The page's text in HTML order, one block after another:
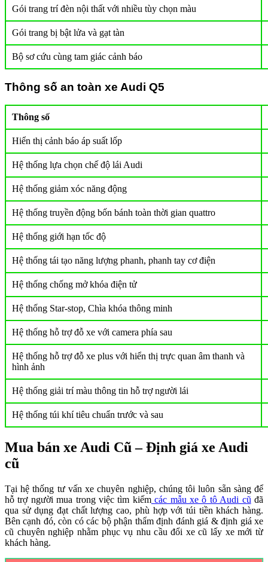
Gói trang trí đèn nội thất với nhiều tùy chọn màu
Gói trang bị bật lửa và gạt tàn
Bộ sơ cứu cùng tam giác cảnh báo
Thông số an toàn xe Audi Q5
Thông số
Hiển thị cảnh báo áp suất lốp
Hệ thống lựa chọn chế độ lái Audi
Hệ thống giảm xóc năng động
Hệ thống truyền động bốn bánh toàn thời gian quattro
Hệ thống giới hạn tốc độ
Hệ thống tái tạo năng lượng phanh, phanh tay cơ điện
Hệ thống chống mở khóa điện tử
Hệ thống Star-stop, Chìa khóa thông minh
Hệ thống hỗ trợ đỗ xe với camera phía sau
Hệ thống hỗ trợ đỗ xe plus với hiển thị trực quan âm thanh và
hình ảnh
Hệ thống giải trí màu thông tin hỗ trợ người lái
Hệ thống túi khí tiêu chuẩn trước và sau
Mua bán xe Audi Cũ – Định giá xe Audi
cũ
Tại hệ thống tư vấn xe chuyên nghiệp, chúng tôi luôn sẵn sàng để
hỗ trợ người mua trong việc tìm kiếmcác mẫu xe ô tô Audi cũ đã
qua sử dụng đạt chất lượng cao, phù hợp với túi tiền khách hàng.
Bên cạnh đó, còn có các bộ phận thẩm định đánh giá & định giá xe
cũ chuyên nghiệp nhằm phục vụ nhu cầu đổi xe cũ lấy xe mới từ
khách hàng.